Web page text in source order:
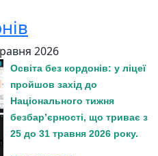
2026
Освіта без кордонів: у ліцеї
пройшов захід до
Національного тижня
безбар’єрності, що триває з
25 до 31 травня 2026 року.